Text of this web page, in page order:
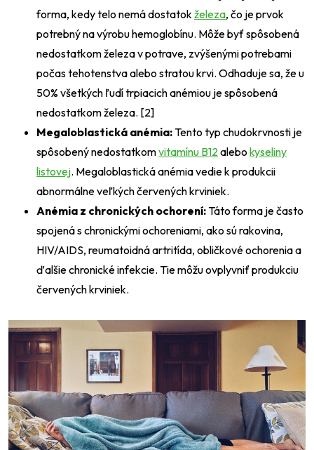
forma, kedy telo nemá dostatokželeza, čo je prvok
potrebný na výrobu hemoglobínu. Môže byť spôsobená
nedostatkom železa v potrave, zvýšenými potrebami
počas tehotenstva alebo stratou krvi. Odhaduje sa, že u
50% všetkých ľudí trpiacich anémiou je spôsobená
nedostatkom železa. [2]
Megaloblastická anémia:Tento typ chudokrvnosti je
spôsobený nedostatkomvitamínu B12alebo kyseliny
listovej. Megaloblastická anémia vedie k produkcii
abnormálne veľkých červených krviniek.
Anémia z chronických ochorení:Táto forma je často
spojená s chronickými ochoreniami, ako sú rakovina,
HIV/AIDS, reumatoidná artritída, obličkové ochorenia a
ďalšie chronické infekcie. Tie môžu ovplyvniť produkciu
červených krviniek.